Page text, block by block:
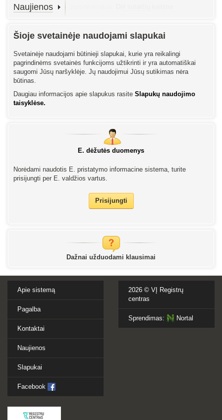
Naujienos
Šioje svetainėje naudojami slapukai
Svetainėje naudojami būtinieji slapukai, kurie yra reikalingi
pagrindinėms svetainės funkcijoms užtikrinti ir yra automatiškai
saugomi Jūsų naršyklėje. Jų naudojimui Jūsų sutikimas nėra
būtinas.
Daugiau informacijos apie slapukus rasite Slapukų naudojimo
taisyklėse.
E. dėžutės duomenys
Norėdami naudotis E. pristatymo informacine sistema, turite
prisijungti per E. valdžios vartus.
Prisijungti
Dažnai užduodami klausimai
Apie sistemą
Pagalba
Kontaktai
Naujienos
Slapukai
Facebook
2026 © VĮ Registrų
centras
Sprendimas: Nortal